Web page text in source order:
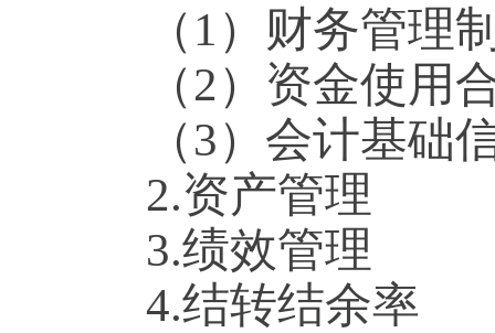
（1）财务管理
（2）资金使用
（3）会计基础
2.资产管理
3.绩效管理
4.结转结余率